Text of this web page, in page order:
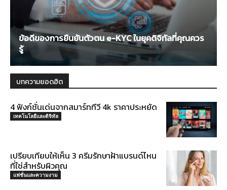
ข้อดีของการยืนยันตัวตน e-KYC ในยุคดิจิทัลที่คุณควร
รู้
บทความยอดฮิต
4 ฟังก์ชั่นเด่นจากสมาร์ททีวี 4k ราคาประหยัด
เทคโนโลยีและดิจิทัล
เปรียบเทียบให้เห็น 3 ครีมรักษาฝ้าแบรนด์ไหน
ที่ใช่สำหรับผิวคุณ
แฟชั่นและความงาม